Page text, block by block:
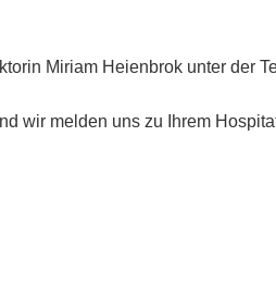
Miriam Heienbrok unter der
wir melden uns zu Ihrem